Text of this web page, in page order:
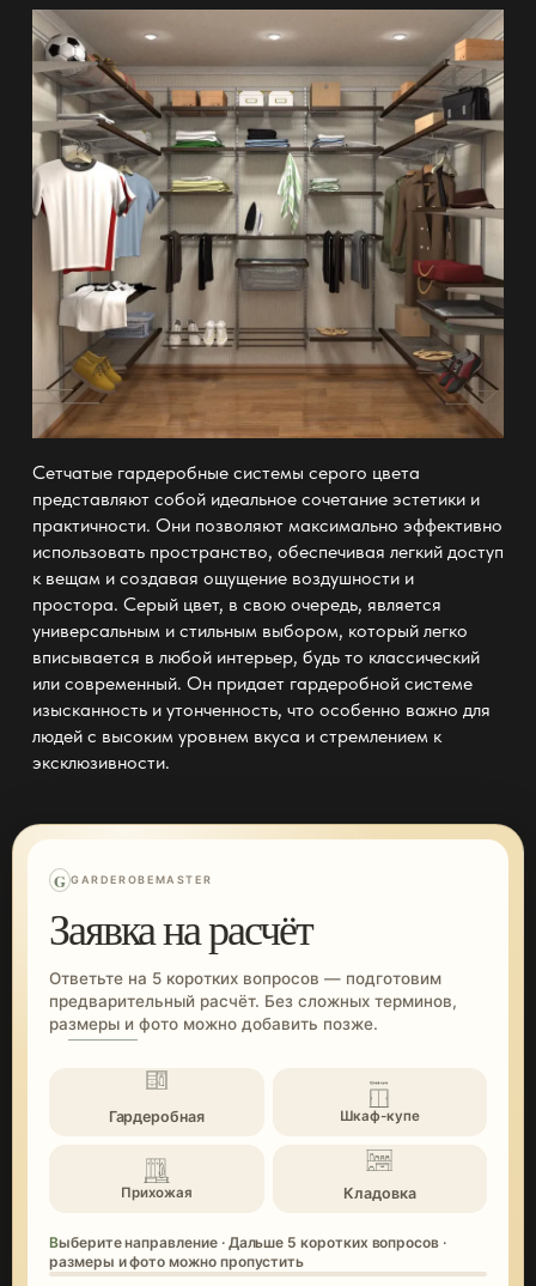
Сетчатые гардеробные системы серого цвета
представляют собой идеальное сочетание эстетики и
практичности. Они позволяют максимально эффективно
использовать пространство, обеспечивая легкий доступ
к вещам и создавая ощущение воздушности и
простора. Серый цвет, в свою очередь, является
универсальным и стильным выбором, который легко
вписывается в любой интерьер, будь то классический
или современный. Он придает гардеробной системе
изысканность и утонченность, что особенно важно для
людей с высоким уровнем вкуса и стремлением к
эксклюзивности.
G GARDEROBEMASTER
Заявка на расчёт
Ответьте на 5 коротких вопросов — подготовим
предварительный расчёт. Без сложных терминов,
размеры и фото можно добавить позже.
Гардеробная Шкаф-купе
Прихожая Кладовка
Выберите направление · Дальше 5 коротких вопросов ·
размеры и фото можно пропустить